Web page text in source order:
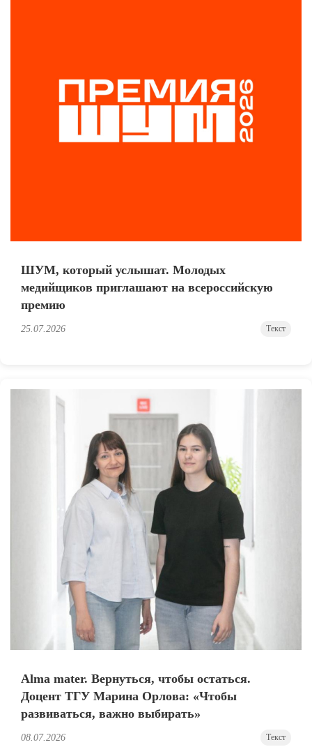
ШУМ, который услышат. Молодых
медийщиков приглашают на всероссийскую
премию
25.07.2026 Текст
Alma mater. Вернуться, чтобы остаться.
Доцент ТГУ Марина Орлова: «Чтобы
развиваться, важно выбирать»
08.07.2026 Текст